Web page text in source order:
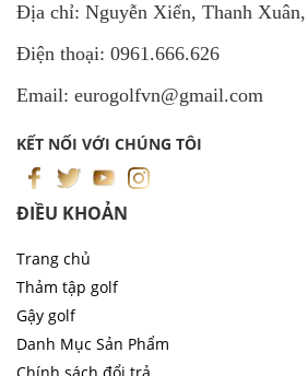
Địa chỉ: Nguyễn Xiển, Thanh
Điện thoại: 0961.666.626
Email: eurogolfvn@gmail.com
KẾT NỐI VỚI CHÚNG TÔI
ĐIỀU KHOẢN
Trang chủ
Thảm tập golf
Gậy golf
Danh Mục Sản Phẩm